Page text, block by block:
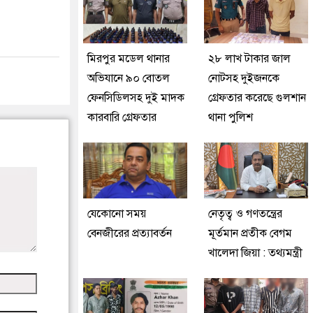
মিরপুর মডেল থানার
অভিযানে ৯০ বোতল
ফেনসিডিলসহ দুই মাদক
কারবারি গ্রেফতার
২৮ লাখ টাকার জাল
নোটসহ দুইজনকে
গ্রেফতার করেছে গুলশান
থানা পুলিশ
যেকোনো সময়
বেনজীরের প্রত্যাবর্তন
নেতৃত্ব ও গণতন্ত্রের
মূর্তমান প্রতীক বেগম
খালেদা জিয়া : তথ্যমন্ত্রী